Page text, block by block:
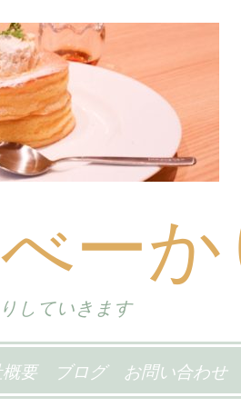
ー
していきます
要 ブログ お問い合わせ